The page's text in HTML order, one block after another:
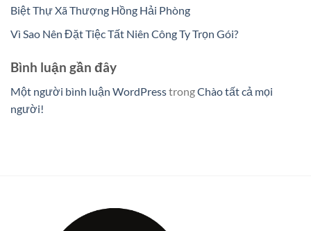
Biệt Thự Xã Thượng Hồng Hải Phòng
Vì Sao Nên Đặt Tiệc Tất Niên Công Ty Trọn Gói?
Bình luận gần đây
Một người bình luận WordPresstrongChào tất cả mọi
người!